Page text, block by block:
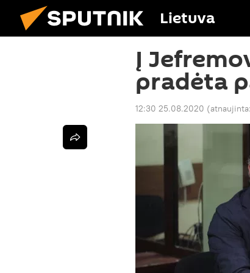
Lietuva
Į
pradėta
12:30 25.08.2020 (atnaujinta: